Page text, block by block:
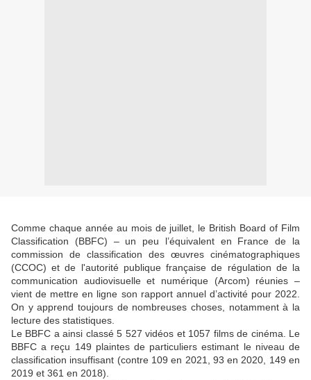
Comme chaque année au mois de juillet, le British Board of Film
Classification (BBFC) – un peu l’équivalent en France de la
commission de classification des œuvres cinématographiques
(CCOC) et de l'autorité publique française de régulation de la
communication audiovisuelle et numérique (Arcom) réunies –
vient de mettre en ligne son rapport annuel d’activité pour 2022.
On y apprend toujours de nombreuses choses, notamment à la
lecture des statistiques.
Le BBFC a ainsi classé 5 527 vidéos et 1057 films de cinéma. Le
BBFC a reçu 149 plaintes de particuliers estimant le niveau de
classification insuffisant (contre 109 en 2021, 93 en 2020, 149 en
2019 et 361 en 2018).